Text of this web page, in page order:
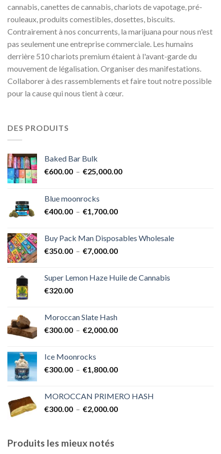
cannabis, canettes de cannabis, chariots de vapotage, pré-
rouleaux, produits comestibles, dosettes, biscuits.
Contrairement à nos concurrents, la marijuana pour nous n'est
pas seulement une entreprise commerciale. Les humains
derrière 510 chariots premium étaient à l'avant-garde du
mouvement de légalisation. Organiser des manifestations.
Collaborer à des rassemblements et faire tout notre possible
pour la cause qui nous tient à cœur.
DES PRODUITS
Baked Bar Bulk
€600.00 – €25,000.00Plage
Blue moonrocks
€400.00 – €1,700.00Plage
€400.00
à
Buy Pack Man Disposables Wholesale
€350.00 – €7,000.00Plage
€350.00
Super Lemon Haze Huile de Cannabis
€320.00
Moroccan Slate Hash
€300.00 – €2,000.00Plage
à
Ice Moonrocks
€300.00 – €1,800.00Plage
€300.00
à
MOROCCAN PRIMERO HASH
€300.00 – €2,000.00Plage
Produits les mieux notés